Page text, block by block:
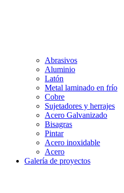
Abrasivos
Aluminio
Latón
Metal laminado en frío
Cobre
Sujetadores y herrajes
Acero Galvanizado
Bisagras
Pintar
Acero inoxidable
Acero
Galería de proyectos